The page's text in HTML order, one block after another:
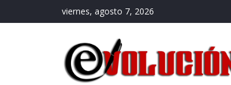
al
viernes, agosto 7, 2026